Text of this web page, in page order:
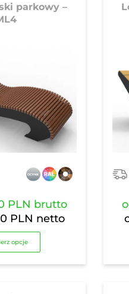
parkowy –
PLN brutto
PLN netto
opcje